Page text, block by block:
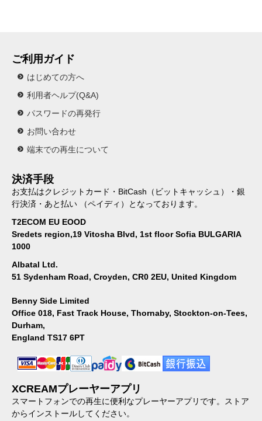
ご利用ガイド
はじめての方へ
利用者ヘルプ(Q&A)
パスワードの再発行
お問い合わせ
端末での再生について
決済手段
お支払はクレジットカード・BitCash（ビットキャッシュ）・銀
行決済・あと払い （ペイディ）となっております。
T2ECOM EU EOOD
Sredets region,19 Vitosha Blvd, 1st floor Sofia BULGARIA
1000
Albatal Ltd.
51 Sydenham Road, Croyden, CR0 2EU, United Kingdom
Benny Side Limited
Office 018, Fast Track House, Thornaby, Stockton-on-Tees,
Durham,
England TS17 6PT
XCREAMプレーヤーアプリ
スマートフォンでの再生に便利なプレーヤーアプリです。ストア
からインストールしてください。